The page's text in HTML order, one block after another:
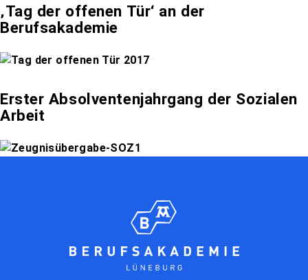
‚Tag der offenen Tür‘ an der
Berufsakademie
Erster Absolventenjahrgang der Sozialen
Arbeit